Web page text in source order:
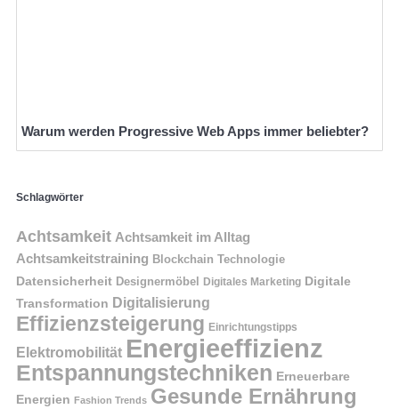
Warum werden Progressive Web Apps immer beliebter?
Schlagwörter
Achtsamkeit Achtsamkeit im Alltag
Achtsamkeitstraining Blockchain Technologie
Datensicherheit Designermöbel Digitales Marketing Digitale
Transformation Digitalisierung
Effizienzsteigerung Einrichtungstipps
Elektromobilität Energieeffizienz
Entspannungstechniken Erneuerbare
Energien Fashion Trends Gesunde Ernährung